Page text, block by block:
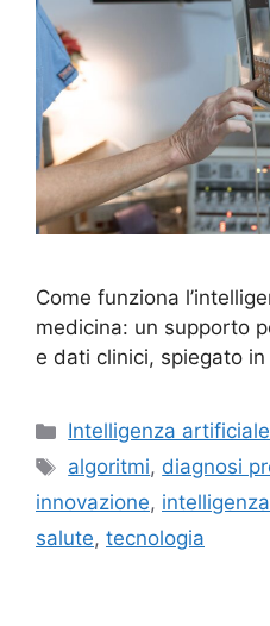
Come funziona
medicina: un supporto
e dati clinici, spiegato
Categorie
Intelligenza artificiale
Tag
algoritmi, diagnosi
innovazione,
salute, tecnologia